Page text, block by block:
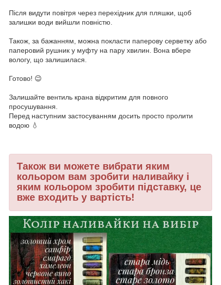
Після видути повітря через перехідник для пляшки, щоб
залишки води вийшли повністю.
Також, за бажанням, можна покласти паперову серветку або
паперовий рушник у муфту на пару хвилин. Вона вбере
вологу, що залишилася.
Готово! 😉
Залишайте вентиль крана відкритим для повного
просушування.
Перед наступним застосуванням досить просто пролити
водою 💧
Також ви можете вибрати яким
кольором вам зробити наливайку і
яким кольором зробити підставку, це
вже входить у вартість!